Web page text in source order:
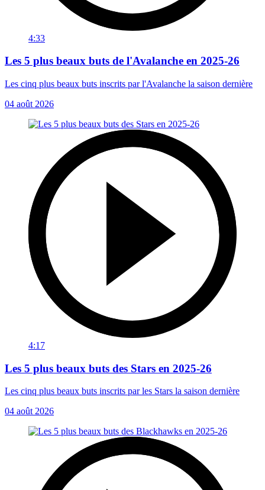
4:33
Les 5 plus beaux buts de l'Avalanche en 2025-26
Les cinq plus beaux buts inscrits par l'Avalanche la saison dernière
04 août 2026
4:17
Les 5 plus beaux buts des Stars en 2025-26
Les cinq plus beaux buts inscrits par les Stars la saison dernière
04 août 2026